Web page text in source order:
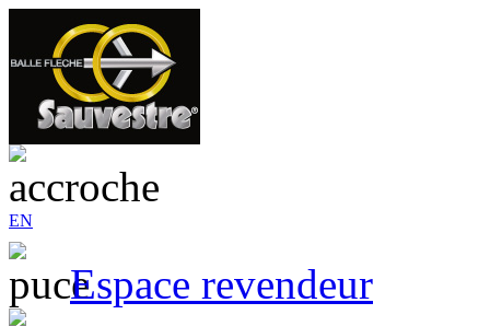
EN
Espace revendeur